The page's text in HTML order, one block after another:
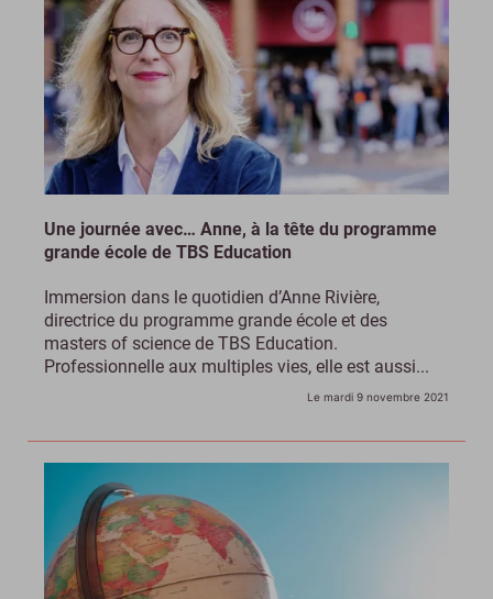
Une journée avec… Anne, à la tête du programme
grande école de TBS Education
Immersion dans le quotidien d’Anne Rivière,
directrice du programme grande école et des
masters of science de TBS Education.
Professionnelle aux multiples vies, elle est aussi...
Le mardi 9 novembre 2021